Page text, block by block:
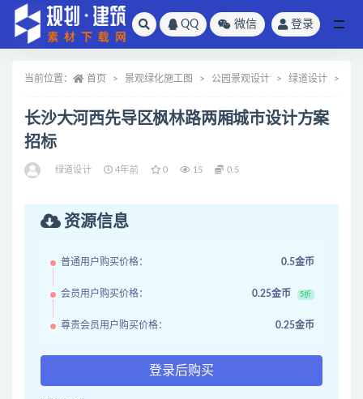
QQ 微信 登录
当前位置： 首页 景观绿化施工图 公园景观设计 绿道设计
长沙大河西先导区枫林路两厢城市设计方案
招标
绿道设计 4年前 0 15 0.5
资源信息
普通用户购买价格： 0.5金币
会员用户购买价格： 0.25金币 5折
尊贵会员用户购买价格： 0.25金币
登录后购买
全部